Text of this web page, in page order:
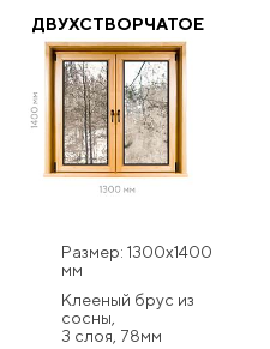
ДВУХСТВОРЧАТОЕ
Размер: 1300x1400
мм
Клееный брус из
сосны,
3 слоя, 78мм